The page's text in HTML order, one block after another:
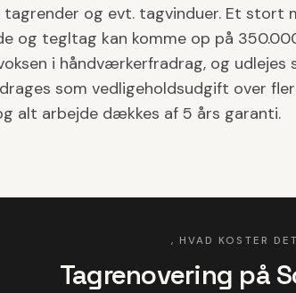
og evt. tagvinduer. Et stort
og tegltag kan komme op på
i håndværkerfradrag, og
som vedligeholdsudgift over
alt arbejde dækkes af 5 års garanti.
, HVAD KOSTER
Tagrenovering på